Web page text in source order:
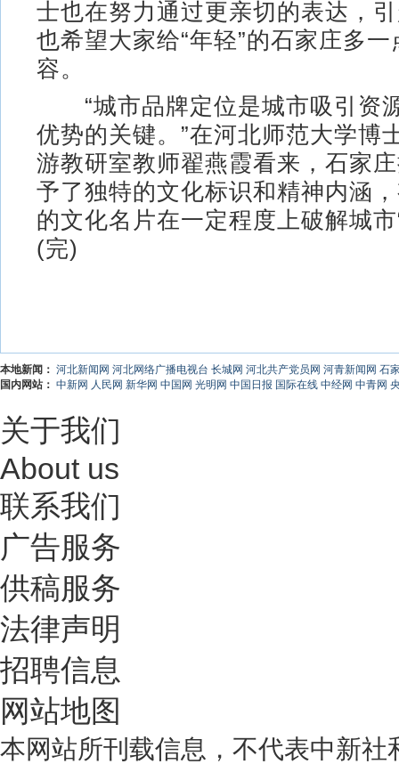
士也在努力通过更亲切的表达，
也希望大家给“年轻”的石家庄多
容。
“城市品牌定位是城市吸引资
优势的关键。”在河北师范大学博
游教研室教师翟燕霞看来，石家
予了独特的文化标识和精神内涵
的文化名片在一定程度上破解城
(完)
本地新闻： 河北新闻网 河北网络广播电视台 长城网 河北共产党员网 河青新闻网 石
国内网站： 中新网 人民网 新华网 中国网 光明网 中国日报 国际在线 中经网 中青网
关于我们
About us
联系我们
广告服务
供稿服务
法律声明
招聘信息
网站地图
本网站所刊载信息，不代表中新